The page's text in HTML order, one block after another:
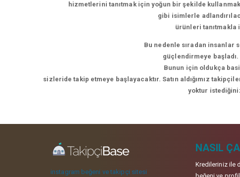
hizmetlerini tanıtmak için yoğun bir şekilde
gibi isimlerle
ürünleri
Bu nedenle sıradan insanlar
güçlendirmeye başladı.
Bunun için oldukça
sizleride takip etmeye başlayacaktır. Satın aldığımız
yoktur
instagram beğeni ve takipçi sitesi
NASIL
Kredileriniz ile